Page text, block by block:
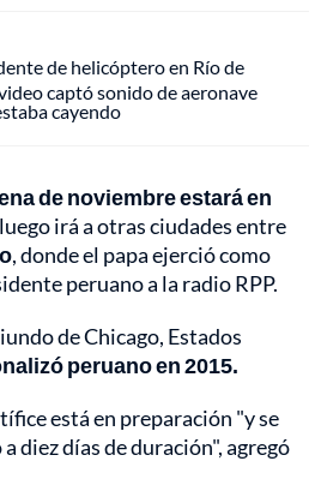
de helicóptero en Río de
captó sonido de aeronave
cayendo
de noviembre estará en
irá a otras ciudades entre
, donde el papa ejerció como
peruano a la radio RPP.
de Chicago, Estados
peruano en 2015.
está en preparación "y se
diez días de duración", agregó